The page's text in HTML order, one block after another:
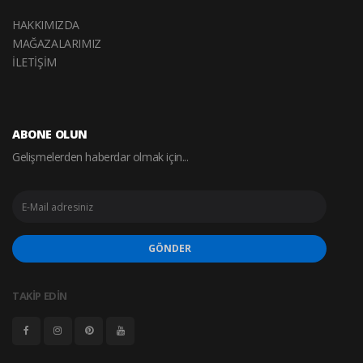
HAKKIMIZDA
MAĞAZALARIMIZ
İLETİŞİM
ABONE OLUN
Gelişmelerden haberdar olmak için...
GÖNDER
TAKİP EDİN